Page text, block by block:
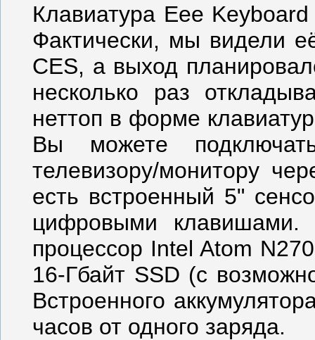
Клавиатура Eee
Фактически, мы видели
CES, а выход
несколько раз
неттоп в форме
Вы можете
телевизору/монитору
есть встроенный 5"
цифровыми клавишами.
процессор Intel Atom
16-Гбайт SSD (с
Встроенного
часов от одного заряда.